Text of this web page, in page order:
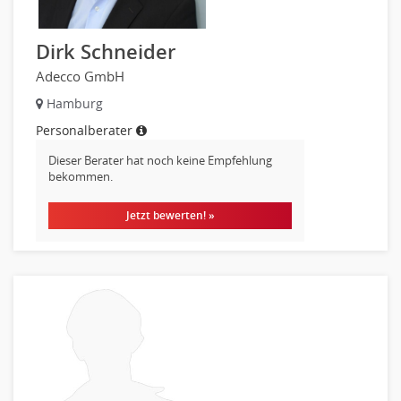
Mechatronik
Medizintechnik
Optiker, Akustiker
Brandschutz
Prozessmanagement
Technische Dokumentation
Veranstaltungstechnik
Wirtschaftsingenieur
Anwendungsadministration
Consulting, Engineering
Data Warehouse, Business Intelligence
Dirk Schneider
Adecco GmbH
Hamburg
Personalberater
Dieser Berater hat noch keine Empfehlung
bekommen.
Jetzt bewerten! »